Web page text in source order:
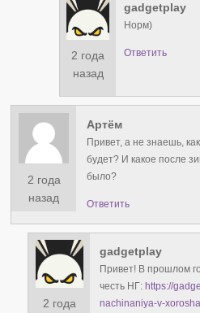
2 года
назад
gadgetplay
Норм)
Ответить
2 года
назад
Артём
Привет, а не знаешь,
будет? И какое после
было?
Ответить
2 года
gadgetplay
Привет! В прошлом
честь НГ:https://
nachinaniya-v-